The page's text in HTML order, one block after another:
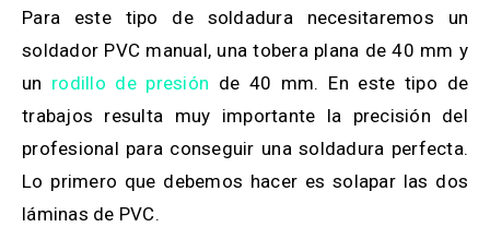
Para este tipo de soldadura necesitaremos un
soldador PVC manual, una tobera plana de 40 mm y
un rodillo de presión de 40 mm. En este tipo de
trabajos resulta muy importante la precisión del
profesional para conseguir una soldadura perfecta.
Lo primero que debemos hacer es solapar las dos
láminas de PVC.